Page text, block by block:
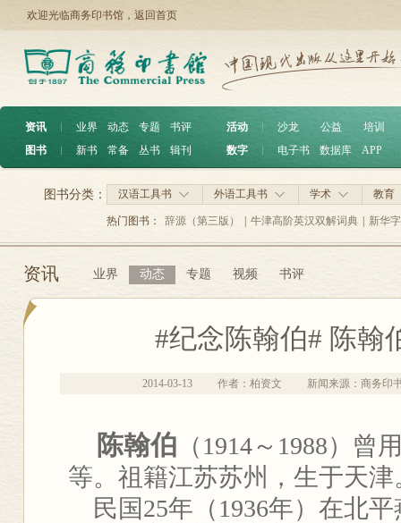
欢迎光临商务印书馆， 返回首页
资讯 ︱ 业界 动态 专题
书评
图书
︱ 新书 常备 丛书 辑刊
活动 沙龙 公益
培训
数字
电子书 数据库 APP
汉语工具书 外语工具书 学术 教育
图书分类：
热门图书： 辞源（第三版） 牛津高阶英汉双解词典 新华
资讯 业界 动态 专题 视频 书评
#纪念陈翰伯# 陈翰
2014-03-13 作者：柏资文 新闻来源：商务印
陈翰伯 （1914～ 1988）曾
等。祖籍江苏苏州，生于天津
民国25年（1936年）在北